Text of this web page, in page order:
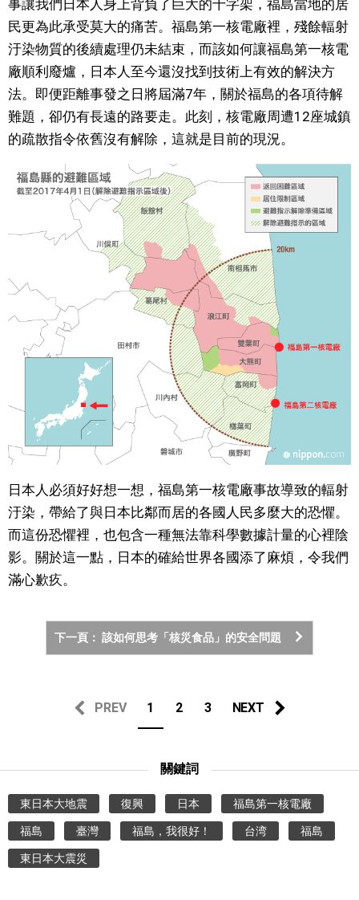
娛樂
教育
工作勞動
家庭
編輯部通知
事讓我們日本人身上背負了巨大的十字架，福島當地的居
民更為此承受莫大的痛苦。福島第一核電廠裡，殘餘輻射
汙染物質的後續處理仍未結束，而該如何讓福島第一核電
廠順利廢爐，日本人至今還沒找到技術上有效的解決方
法。即便距離事發之日將屆滿7年，關於福島的各項待解
難題，卻仍有長遠的路要走。此刻，核電廠周遭12座城鎮
的疏散指令依舊沒有解除，這就是目前的現況。
日本人必須好好想一想，福島第一核電廠事故導致的輻射
汙染，帶給了與日本比鄰而居的各國人民多麼大的恐懼。
而這份恐懼裡，也包含一種無法靠科學數據計量的心裡陰
影。關於這一點，日本的確給世界各國添了麻煩，令我們
滿心歉疚。
下一頁： 該如何思考「核災食品」的安全問題
PREV 1 2 3 NEXT
關鍵詞
東日本大地震 復興 日本 福島第一核電廠
福島 臺灣 福島，我很好！ 台湾 福島
東日本大震災